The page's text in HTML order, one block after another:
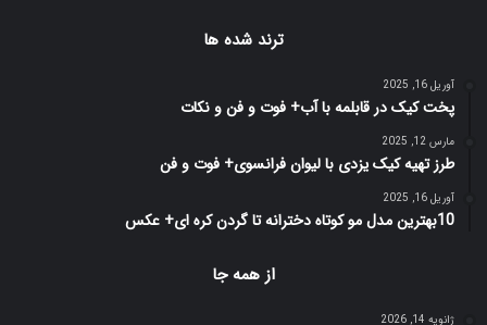
ترند شده ها
آوریل 16, 2025
پخت کیک در قابلمه با آب+ فوت و فن و نکات
مارس 12, 2025
طرز تهیه کیک یزدی با لیوان فرانسوی+ فوت و فن
آوریل 16, 2025
10بهترین مدل مو کوتاه دخترانه تا گردن کره ای+ عکس
از همه جا
ژانویه 14, 2026